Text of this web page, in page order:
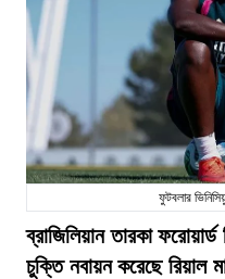
ফুটবলার
ব্রাজিলিয়ান তারকা ফরোয়ার্ড
চুক্তি নবায়ন করেছে রিয়াল